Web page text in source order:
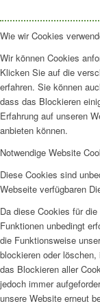
Wie wir Cookies
Wir können Cookies
Klicken Sie auf die
erfahren. Sie können
dass das Blockieren
Erfahrung auf unseren
anbieten können.
Notwendige Website
Diese Cookies sind
Webseite verfügbaren
Da diese Cookies für
Funktionen unbedingt
die Funktionsweise
blockieren oder
das Blockieren aller
jedoch immer
unsere Website erneut